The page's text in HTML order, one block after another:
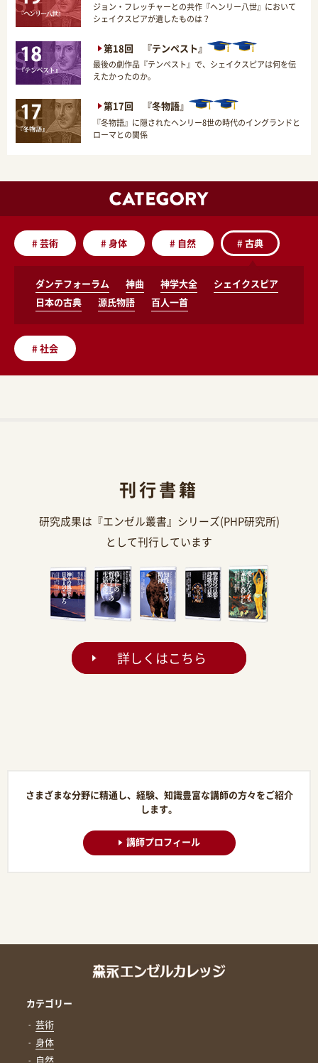
ジョン・フレッチャーとの共作『ヘンリー八世』において
シェイクスピアが遺したものは？
第18回 『テンペスト』
最後の劇作品『テンペスト』で、シェイクスピアは何を伝
えたかったのか。
第17回 『冬物語』
『冬物語』に隠されたヘンリー8世の時代のイングランドと
ローマとの関係
#芸術 #身体 # 自然 #古典
ダンテフォーラム 神曲 神学大全
シェイクスピア
日本の古典
源氏物語 百人一首
#社会
刊行書籍
研究成果は『エンゼル叢書』シリーズ(PHP研究所)
として刊行しています
詳しくはこちら
さまざまな分野に精通し、経験、知識豊富な講師の方々をご紹介
します。
講師プロフィール
カテゴリー
芸術
身体
自然